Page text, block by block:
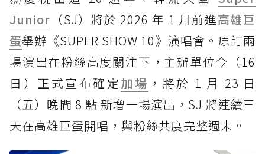
Junior （SJ）將於 2026 年 1 月前進高雄巨
蛋舉辦《SUPER SHOW 10》演唱會。原訂兩
場演出在粉絲高度關注下，主辦單位今（16
日）正式宣布確定 加場 ，將於 1 月 23 日
（五）晚間 8 點 新增一場演出，SJ 將連續三
天在高雄巨蛋開唱，與粉絲共度完整週末。